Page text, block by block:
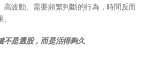
高波動、需要頻繁判斷的行為，時間反而
不是選股，而是活得夠久